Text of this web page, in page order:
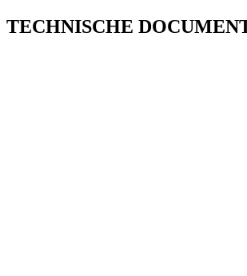
TECHNISCHE